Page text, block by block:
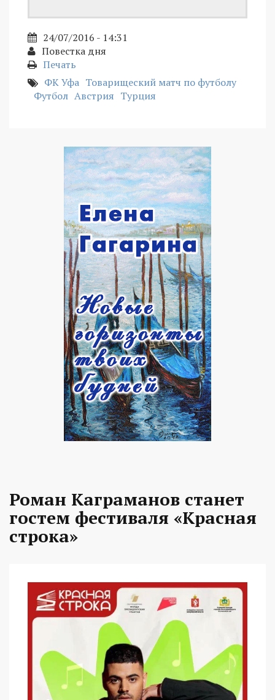
24/07/2016 - 14:31
Повестка дня
Печать
ФК Уфа Товарищеский матч по футболу
Футбол Австрия Турция
Роман Каграманов станет
гостем фестиваля «Красная
строка»